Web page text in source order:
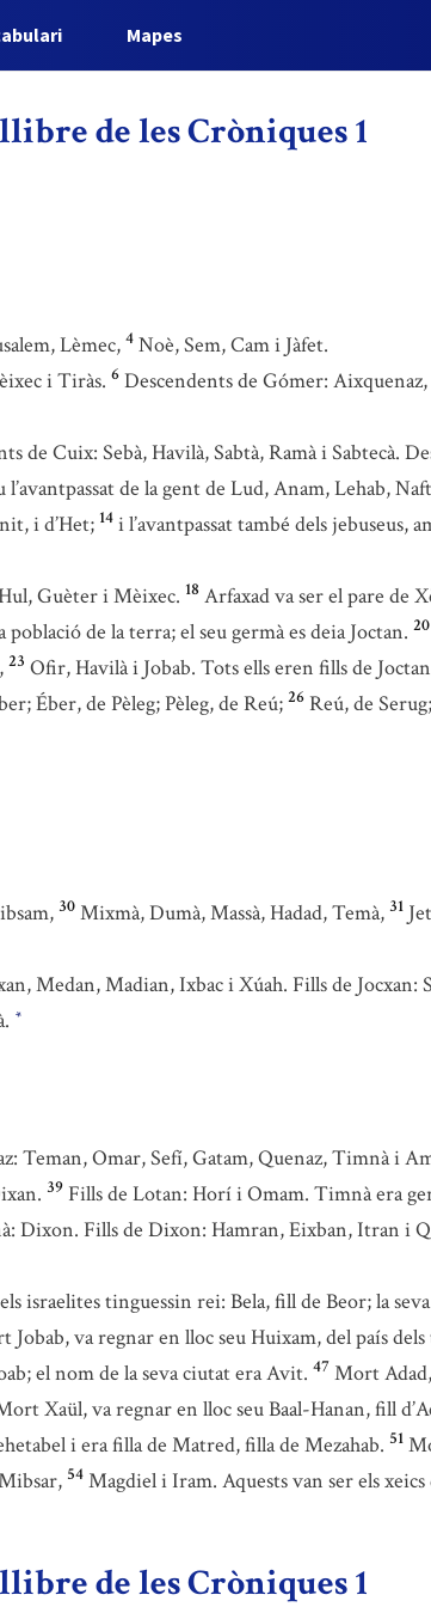
Mapes
de les Cròniques 1
Lèmec, 4 Noè, Sem, Cam i Jàfet.
i Tiràs. 6 Descendents de Gómer:
de Cuix: Sebà, Havilà, Sabtà, Ramà i Sabtecà.
l’avantpassat de la gent de Lud, Anam, Lehab,
i d’Het; 14 i l’avantpassat també dels jebuseus,
Guèter i Mèixec. 18 Arfaxad va ser el pare de
població de la terra; el seu germà es deia Joctan. 20
23 Ofir, Havilà i Jobab. Tots ells eren fills de
Éber, de Pèleg; Pèleg, de Reú; 26 Reú, de
30 Mixmà, Dumà, Massà, Hadad, Temà, 31
Medan, Madian, Ixbac i Xúah. Fills de Jocxan:
*
Teman, Omar, Sefí, Gatam, Quenaz, Timnà i
39 Fills de Lotan: Horí i Omam. Timnà era
Dixon. Fills de Dixon: Hamran, Eixban, Itran i
israelites tinguessin rei: Bela, fill de Beor; la
Jobab, va regnar en lloc seu Huixam, del país
el nom de la seva ciutat era Avit. 47 Mort
Xaül, va regnar en lloc seu Baal-Hanan, fill
i era filla de Matred, filla de Mezahab. 51
54 Magdiel i Iram. Aquests van ser els xeics
de les Cròniques 1